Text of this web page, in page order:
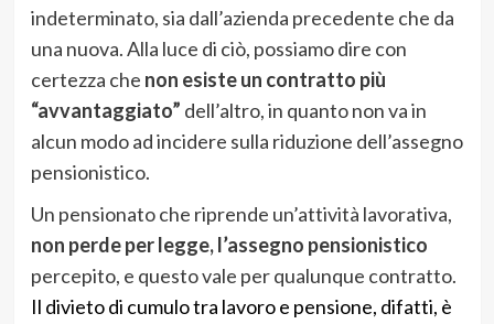
indeterminato, sia dall’azienda precedente che da
una nuova. Alla luce di ciò, possiamo dire con
certezza che non esiste un contratto più
“avvantaggiato” dell’altro, in quanto non va in
alcun modo ad incidere sulla riduzione dell’assegno
pensionistico.
Un pensionato che riprende un’attività lavorativa,
non perde per legge, l’assegno pensionistico
percepito, e questo vale per qualunque contratto.
Il divieto di cumulo tra lavoro e pensione, difatti, è